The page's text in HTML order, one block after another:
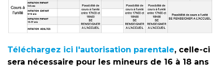
Téléchargez ici l'autorisation parentale, celle-ci
sera nécessaire pour les mineurs de 16 à 18 ans